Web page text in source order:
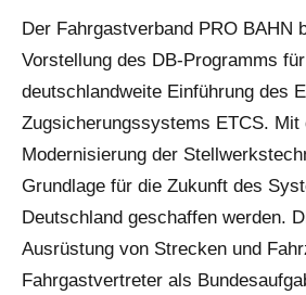
Der Fahrgastverband PRO BAHN
Vorstellung des DB-Programms
deutschlandweite Einführung des
Zugsicherungssystems ETCS. Mit
Modernisierung der
Grundlage für die Zukunft des
Deutschland geschaffen werden.
Ausrüstung von Strecken und
Fahrgastvertreter als